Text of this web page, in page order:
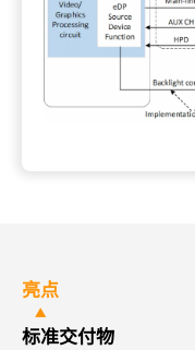
亮点
标准交付物